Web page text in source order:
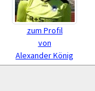
zum Profil
von
Alexander König